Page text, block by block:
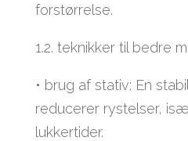
forstørrelse.
1.2. teknikker til bedre
• brug af stativ: En
reducerer rystelser,
lukkertider.